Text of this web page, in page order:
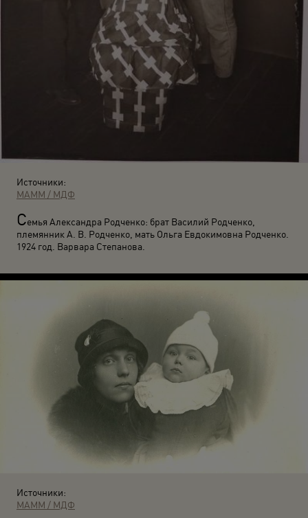
Источники:
МАММ / МДФ
Семья Александра Родченко: брат Василий Родченко,
племянник А. В. Родченко, мать Ольга Евдокимовна Родченко.
1924 год. Варвара Степанова.
Источники:
МАММ / МДФ